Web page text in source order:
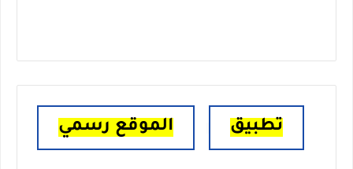
تطبيق الموقع رسمي